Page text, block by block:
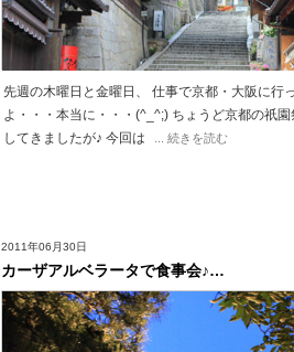
先週の木曜日と金曜日、 仕事で京都・大阪に行
よ・・・本当に・・・(^_^;) ちょうど京都の祇
してきましたが♪ 今回は
... 続きを読む
2011年06月30日
カーザアルベラータで食事会♪…